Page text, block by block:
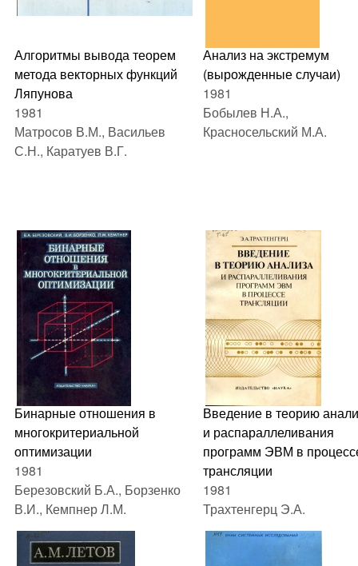
Алгоритмы вывода теорем
метода векторных функций
Ляпунова
1981
Матросов В.М., Васильев
С.Н., Каратуев В.Г.
Анализ на экстремум
(вырожденные случаи)
1981
Бобылев Н.А.,
Красносельский М.А.
Бинарные отношения в
многокритериальной
оптимизации
1981
Березовский Б.А., Борзенко
В.И., Кемпнер Л.М.
Введение в теорию
и распараллеливания
программ ЭВМ в
трансляции
1981
Трахтенгерц Э.А.